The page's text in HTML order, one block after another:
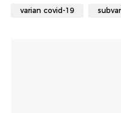
varian covid-19